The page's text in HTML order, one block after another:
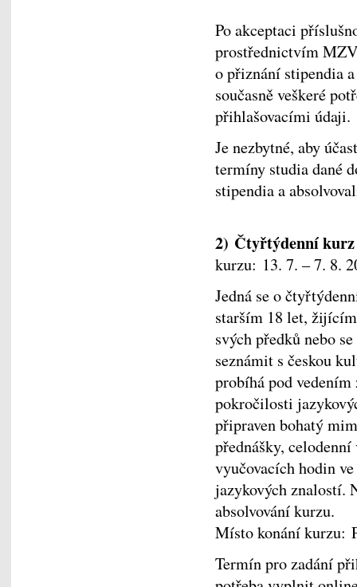
Po akceptaci
prostřednictvím
o přiznání stipendia
současně veškeré
přihlašovacími údaji.
Je nezbytné, aby
termíny studia dané
stipendia a
2) Čtyřtýdenní
kurzu: 13. 7. – 7. 8.
Jedná se o
starším 18 let,
svých předků nebo
seznámit s českou
probíhá pod vedením
pokročilosti
připraven bohatý
přednášky,
vyučovacích hodin
jazykových znalostí.
absolvování kurzu.
Místo konání kurzu:
Termín pro zadání